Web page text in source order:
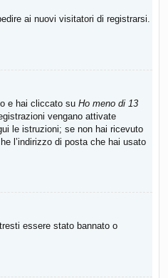
ai nuovi visitatori di registrarsi.
e hai cliccato su Ho meno di 13
vengano attivate
le istruzioni; se non hai ricevuto
l’indirizzo di posta che hai usato
essere stato bannato o